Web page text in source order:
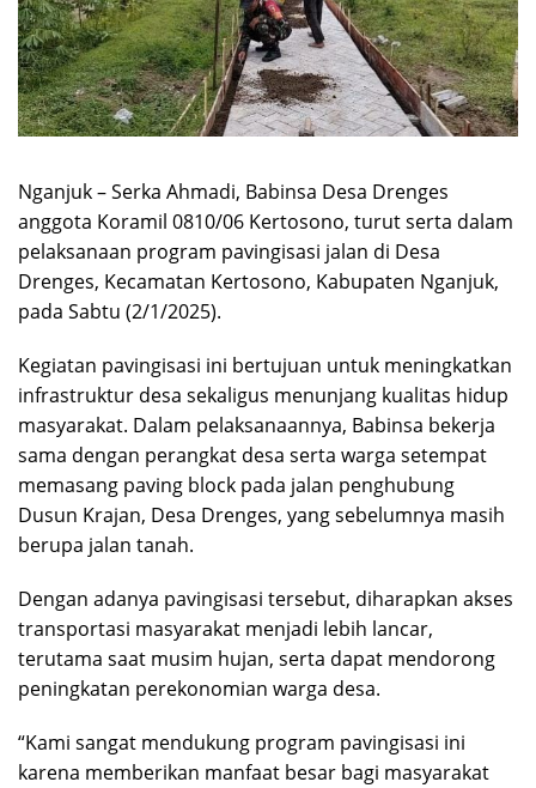
Nganjuk – Serka Ahmadi, Babinsa Desa Drenges
anggota Koramil 0810/06 Kertosono, turut serta dalam
pelaksanaan program pavingisasi jalan di Desa
Drenges, Kecamatan Kertosono, Kabupaten Nganjuk,
pada Sabtu (2/1/2025).
Kegiatan pavingisasi ini bertujuan untuk meningkatkan
infrastruktur desa sekaligus menunjang kualitas hidup
masyarakat. Dalam pelaksanaannya, Babinsa bekerja
sama dengan perangkat desa serta warga setempat
memasang paving block pada jalan penghubung
Dusun Krajan, Desa Drenges, yang sebelumnya masih
berupa jalan tanah.
Dengan adanya pavingisasi tersebut, diharapkan akses
transportasi masyarakat menjadi lebih lancar,
terutama saat musim hujan, serta dapat mendorong
peningkatan perekonomian warga desa.
“Kami sangat mendukung program pavingisasi ini
karena memberikan manfaat besar bagi masyarakat